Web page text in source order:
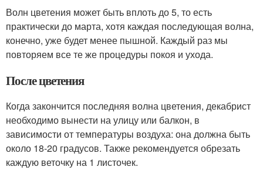
Волн цветения может быть вплоть до 5, то есть
практически до марта, хотя каждая последующая волна,
конечно, уже будет менее пышной. Каждый раз мы
повторяем все те же процедуры покоя и ухода.
После цветения
Когда закончится последняя волна цветения, декабрист
необходимо вынести на улицу или балкон, в
зависимости от температуры воздуха: она должна быть
около 18-20 градусов. Также рекомендуется обрезать
каждую веточку на 1 листочек.